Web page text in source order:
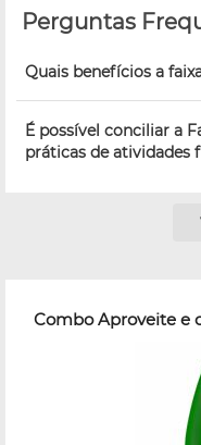
Perguntas
Quais benefícios a
É possível conciliar a
práticas de atividades
Combo Aproveite e